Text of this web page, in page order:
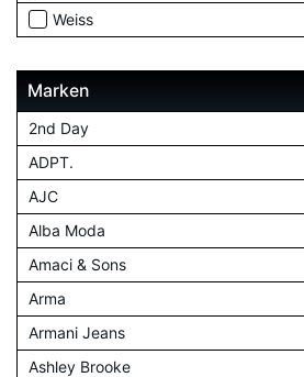
Weiss
Marken
2nd Day
ADPT.
AJC
Alba Moda
Amaci & Sons
Arma
Armani Jeans
Ashley Brooke